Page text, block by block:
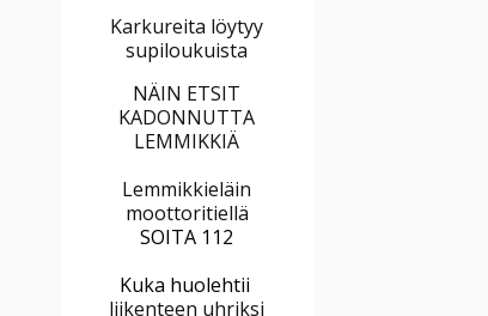
Karkureita löytyy
supiloukuista
NÄIN ETSIT
KADONNUTTA
LEMMIKKIÄ
Lemmikkieläin
moottoritiellä
SOITA 112
Kuka huolehtii
liikenteen uhriksi